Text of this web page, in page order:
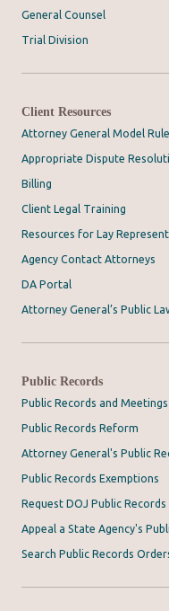
General Counsel
Trial Division
Client Resources
Attorney General Model
Appropriate Dispute
Billing
Client Legal Training
Resources for Lay
Agency Contact Attorneys
DA Portal
Attorney General’s Public
Public Records
Public Records and
Public Records Reform
Attorney General's Public
Public Records Exemptions
Request DOJ Public Records
Appeal a State Agency's
Search Public Records